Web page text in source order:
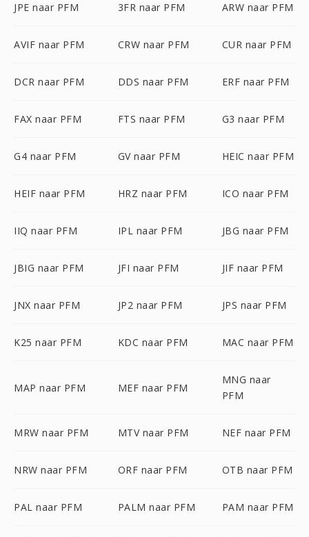
JPE naar PFM 3FR naar PFM ARW naar PFM
AVIF naar PFM CRW naar PFM CUR naar PFM
DCR naar PFM DDS naar PFM ERF naar PFM
FAX naar PFM FTS naar PFM G3 naar PFM
G4 naar PFM GV naar PFM HEIC naar PFM
HEIF naar PFM HRZ naar PFM ICO naar PFM
IIQ naar PFM IPL naar PFM JBG naar PFM
JBIG naar PFM JFI naar PFM JIF naar PFM
JNX naar PFM JP2 naar PFM JPS naar PFM
K25 naar PFM KDC naar PFM MAC naar PFM
MAP naar PFM MEF naar PFM
MNG naar
PFM
MRW naar PFM MTV naar PFM NEF naar PFM
NRW naar PFM ORF naar PFM OTB naar PFM
PAL naar PFM PALM naar PFM PAM naar PFM